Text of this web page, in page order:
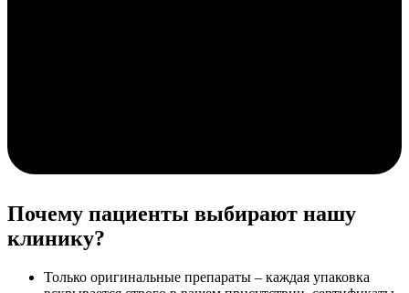
Почему пациенты выбирают нашу
клинику?
Только оригинальные препараты – каждая упаковка